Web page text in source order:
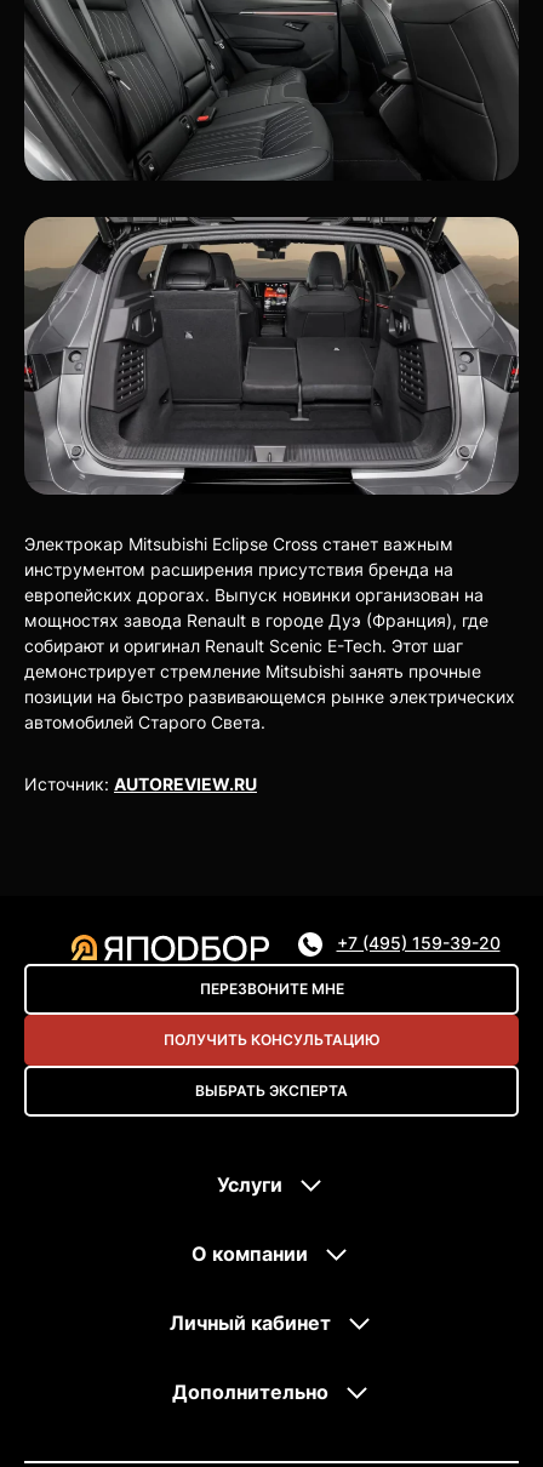
Электрокар Mitsubishi Eclipse Cross станет важным
инструментом расширения присутствия бренда на
европейских дорогах. Выпуск новинки организован на
мощностях завода Renault в городе Дуэ (Франция), где
собирают и оригинал Renault Scenic E-Tech. Этот шаг
демонстрирует стремление Mitsubishi занять прочные
позиции на быстро развивающемся рынке электрических
автомобилей Старого Света.
Источник: AUTOREVIEW.RU
+7 (495) 159-39-20
ПЕРЕЗВОНИТЕ МНЕ
ПОЛУЧИТЬ КОНСУЛЬТАЦИЮ
ВЫБРАТЬ ЭКСПЕРТА
Услуги
О компании
Личный кабинет
Дополнительно